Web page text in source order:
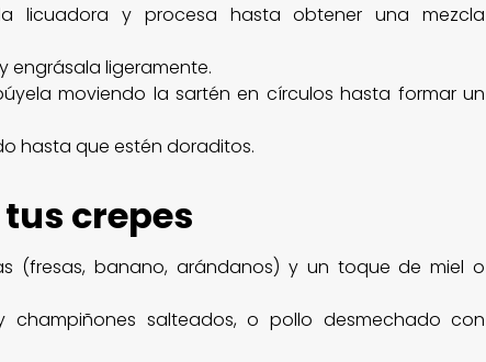
licuadora y procesa hasta obtener una mezcla
engrásala ligeramente.
moviendo la sartén en círculos hasta formar un
hasta que estén doraditos.
crepes
(fresas, banano, arándanos) y un toque de miel o
champiñones salteados, o pollo desmechado con